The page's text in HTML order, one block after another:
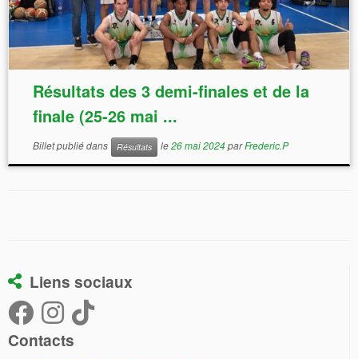
Résultats des 3 demi-finales et de la
finale (25-26 mai ...
Billet publié dans Résultats le26 mai 2024parFrederic.P
Liens sociaux
Contacts